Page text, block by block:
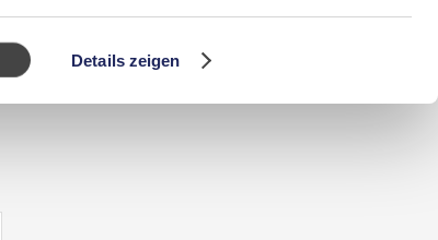
Details zeigen